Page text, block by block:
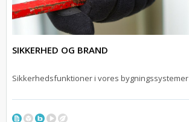
SIKKERHED OG BRAND
Sikkerhedsfunktioner i vores bygningssystemer